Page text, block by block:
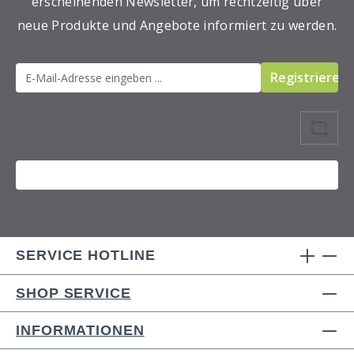
enthalten) in der Lieferkette kann nicht
ausgeschloßen werden.
neue Produkte und Angebote informiert zu werden.
Registrieren
SERVICE HOTLINE
SHOP SERVICE
INFORMATIONEN